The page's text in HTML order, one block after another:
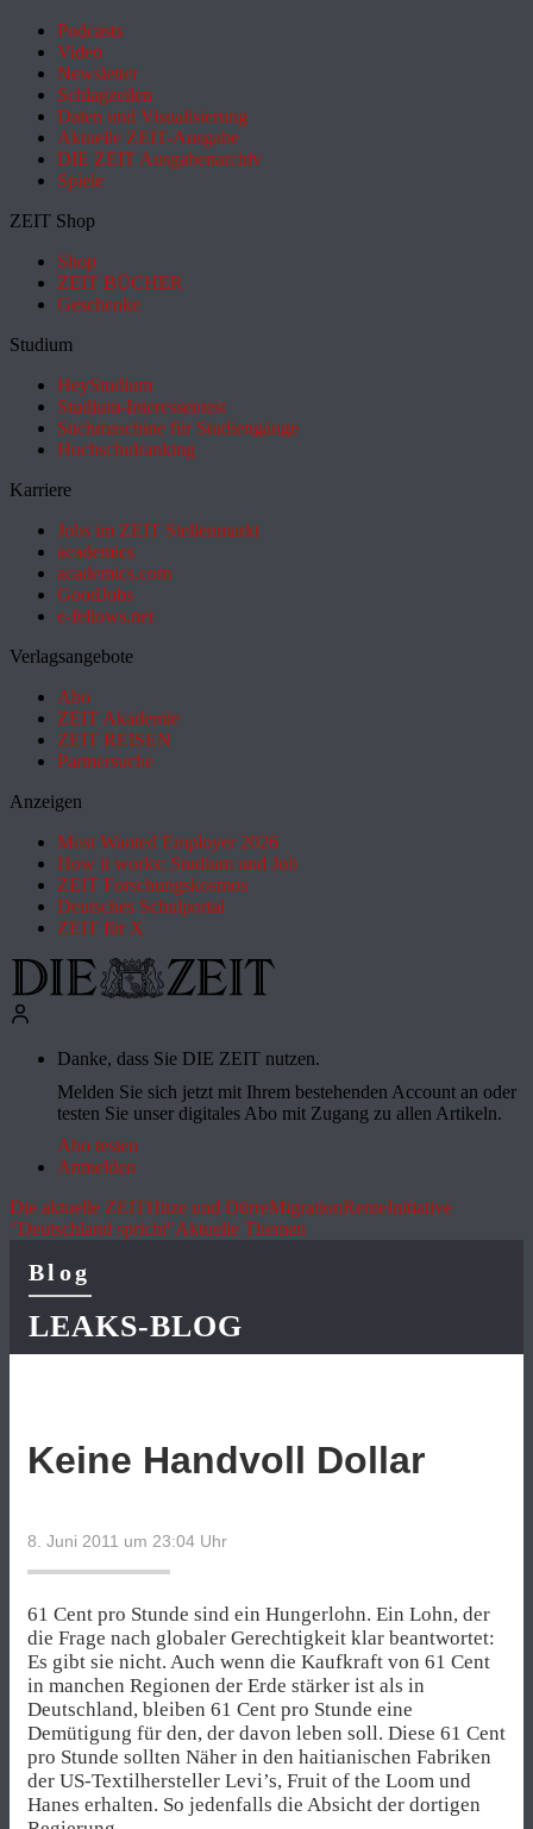
Podcasts
Video
Newsletter
Schlagzeilen
Daten und Visualisierung
Aktuelle ZEIT-Ausgabe
DIE ZEIT Ausgabenarchiv
Spiele
ZEIT Shop
Shop
ZEIT BÜCHER
Geschenke
Studium
HeyStudium
Studium-Interessentest
Suchmaschine für Studiengänge
Hochschulranking
Karriere
Jobs im ZEIT Stellenmarkt
academics
academics.com
GoodJobs
e-fellows.net
Verlagsangebote
Abo
ZEIT Akademie
ZEIT REISEN
Partnersuche
Anzeigen
Most Wanted Employer 2026
How it works: Studium und Job
ZEIT Forschungskosmos
Deutsches Schulportal
ZEIT für X
Danke, dass Sie DIE ZEIT nutzen.
Melden Sie sich jetzt mit Ihrem bestehenden Account an oder
testen Sie unser digitales Abo mit Zugang zu allen Artikeln.
Abo testen
Anmelden
Die aktuelle ZEITHitze und DürreMigrationRenteInitiative
"Deutschland spricht"Aktuelle Themen
Blog
LEAKS-BLOG
Keine Handvoll Dollar
8. Juni 2011 um 23:04 Uhr
61 Cent pro Stunde sind ein Hungerlohn. Ein Lohn, der
die Frage nach globaler Gerechtigkeit klar beantwortet:
Es gibt sie nicht. Auch wenn die Kaufkraft von 61 Cent
in manchen Regionen der Erde stärker ist als in
Deutschland, bleiben 61 Cent pro Stunde eine
Demütigung für den, der davon leben soll. Diese 61 Cent
pro Stunde sollten Näher in den haitianischen Fabriken
der US-Textilhersteller Levi’s, Fruit of the Loom und
Hanes erhalten. So jedenfalls die Absicht der dortigen